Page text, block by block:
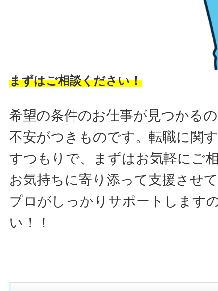
まずはご相談ください！
希望の条件のお仕事が見つかる
不安がつきものです。転職に関
すつもりで、まずはお気軽にご
お気持ちに寄り添って支援させ
プロがしっかりサポートします
い！！